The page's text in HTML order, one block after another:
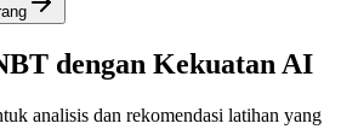
dengan Kekuatan AI
analisis dan rekomendasi latihan yang